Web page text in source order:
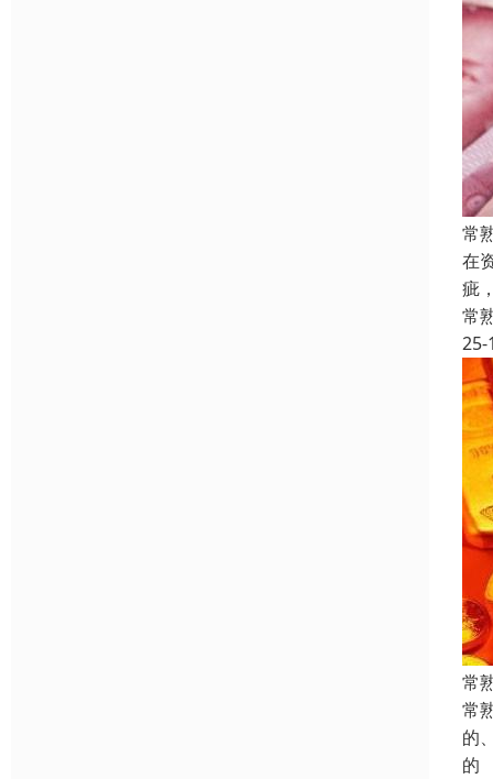
常
在
疵
常
25-
常
常
的
的